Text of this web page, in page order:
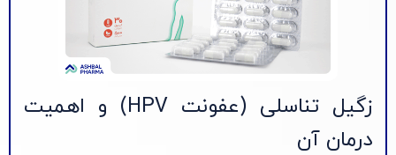
زگیل تناسلی (عفونت HPV) و اهمیت
درمان آن